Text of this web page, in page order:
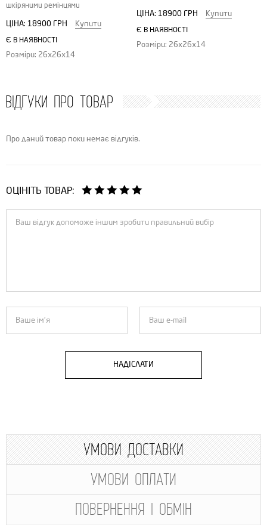
шкіряними ремінцями
ЦІНА: 18900 ГРН Купити
Є В НАЯВНОСТІ
Розміри: 26х26х14
ЦІНА: 18900 ГРН Купити
Є В НАЯВНОСТІ
Розміри: 26х26х14
ВІДГУКИ ПРО ТОВАР
Про даний товар поки немає відгуків.
ОЦІНІТЬ ТОВАР:
НАДІСЛАТИ
УМОВИ ДОСТАВКИ
УМОВИ ОПЛАТИ
ПОВЕРНЕННЯ І ОБМІН